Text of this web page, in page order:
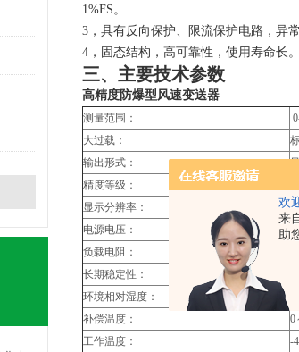
欢
来
助
1%FS。
3 ，具有反向保护、限流保护电路，异
4 ，固态结构，高可靠性，使用寿命长。
三、主要技术参数
高精度防爆型风速变送器
测量范围：
大过载：
输出形式：
精度等级：
显示分辨率：
电源电压：
负载电阻：
长期稳定性：
环境相对湿度：
补偿温度：
0
工作温度：
-